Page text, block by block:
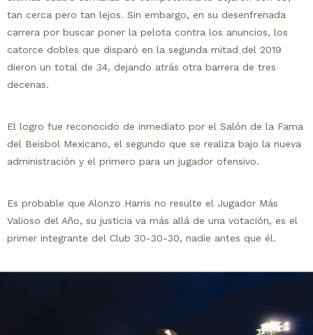
tan cerca pero tan lejos. Sin embargo, en su desenfrenada
carrera por buscar poner la pelota contra los anuncios, los
catorce dobles que disparó en la segunda mitad del 2019
dieron un total de 34, dejando atrás otra barrera de tres
decenas.
El logro fue reconocido de inmediato por el Salón de la Fama
del Beisbol Mexicano, el segundo que se realiza bajo la nueva
administración y el primero para un jugador ofensivo.
Es probable que Alonzo Harris no resulte el Jugador Más
Valioso del Año, su justicia va más allá de una votación, es el
primer integrante del Club 30-30-30, nadie antes que él.